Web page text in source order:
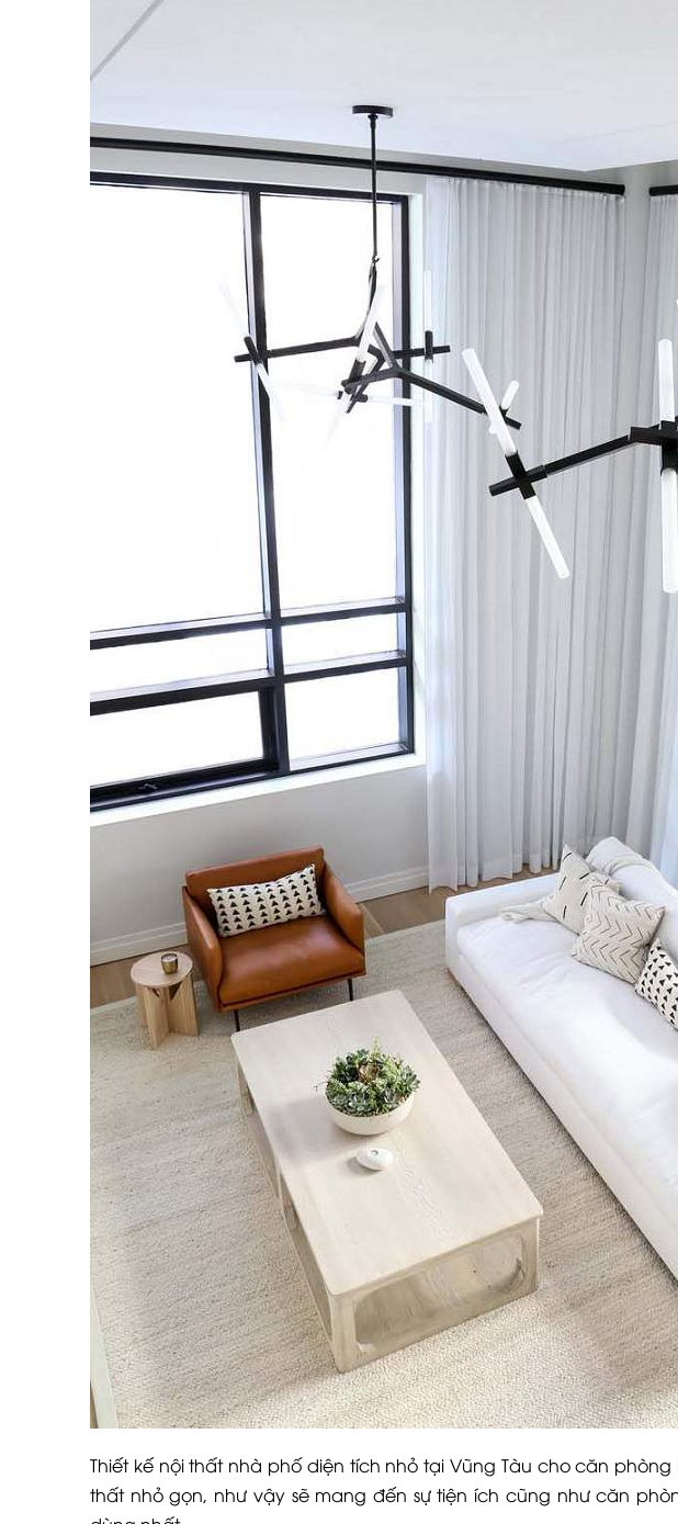
Thiết kế nội thất nhà phố diện tích nhỏ tại Vũng Tàu cho căn
thất nhỏ gọn, như vậy sẽ mang đến sự tiện ích cũng như căn